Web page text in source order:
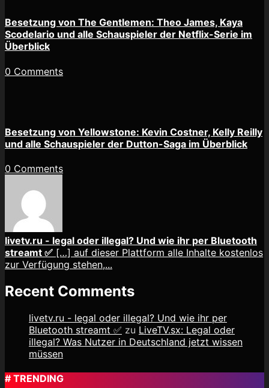
Besetzung von The Gentlemen: Theo James, Kaya
Scodelario und alle Schauspieler der Netflix-Serie im
Überblick
0 Comments
Besetzung von Yellowstone: Kevin Costner, Kelly Reilly
und alle Schauspieler der Dutton-Saga im Überblick
0 Comments
livetv.ru - legal oder illegal? Und wie ihr per Bluetooth
streamt ✅ […] auf dieser Plattform alle Inhalte kostenlos
zur Verfügung stehen,...
Recent Comments
livetv.ru - legal oder illegal? Und wie ihr per
Bluetooth streamt ✅ zu LiveTV.sx: Legal oder
illegal? Was Nutzer in Deutschland jetzt wissen
müssen
# TRENDING